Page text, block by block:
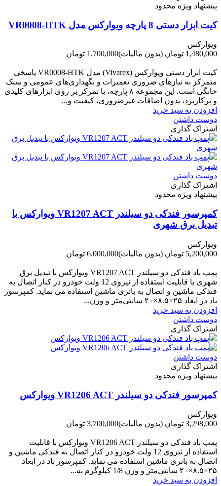
پیشنهاد ویژه محدود
کیت ابزار دستی 8 پارچه ویوارکس مدل VR0008-HTK
ویوارکس
1,480,000 تومان
(بدون مالیات)1,700,000 تومان
کیت ابزار دستی ویوارکس (Vivarex) مدل VR0008-HTK پاسخی
متمرکز به نیازهای ضروری تعمیرات و نگهداری‌های عمومی و سبک
خانگی است. این مجموعه ۸ پارچه، با تمرکز بر روی ابزارهای کلیدی
و پرکاربرد، بدون اضافات غیرضروری، کیفیت و...
افزودن به سبد خرید
دوست داشتن
اشتراک گذاری
دوست داشتن
اشتراک گذاری
پیشنهاد ویژه محدود
کمپرسور فندکی دو سیلندر VR1207 ACT ویوارکس با
تبدیل برق شهری
ویوارکس
5,200,000 تومان
(بدون مالیات)6,000,000 تومان
پمپ باد فندکی دو سیلندر VR1207 ACT ویوارکس با تبدیل برق
شهری با قابلیت استفاده از نیروی 12 ولت خودرو در کنار اتصال به
فندکی ماشین و اتصال به باتری ماشین استفاده می نماید. کمپرسور
باد در ابعاد ۲۵×۸.۵×۲۰ سانتی‌متر و وزن...
افزودن به سبد خرید
دوست داشتن
اشتراک گذاری
دوست داشتن
اشتراک گذاری
پیشنهاد ویژه محدود
کمپرسور فندکی دو سیلندر VR1206 ACT ویوارکس
ویوارکس
3,298,000 تومان
(بدون مالیات)3,700,000 تومان
پمپ باد فندکی دو سیلندر VR1206 ACT ویوارکس با قابلیت
استفاده از نیروی 12 ولت خودرو در کنار اتصال به فندکی ماشین و
اتصال به باتری ماشین استفاده می نماید. کمپرسور باد در ابعاد
۲۵×۸.۵×۲۰ سانتی‌متر و وزن 1/8 کیلوگرم به...
افزودن به سبد خرید